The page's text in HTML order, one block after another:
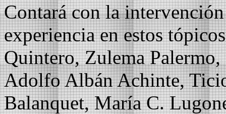
Contará con la
experiencia en estos
Quintero, Zulema
Adolfo Albán Achinte,
Balanquet, María C.